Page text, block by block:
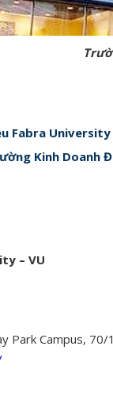
Fabra University
Kinh Doanh
– VU
Park Campus,